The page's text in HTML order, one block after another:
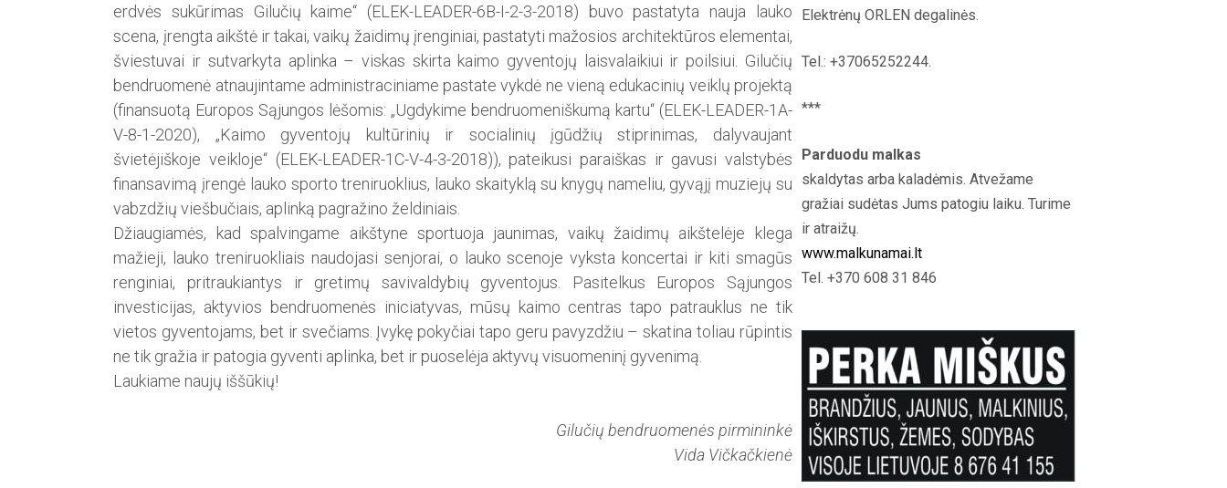
erdvės sukūrimas Gilučių kaime“ (ELEK-LEADER-6B-I-2-3-2018) buvo pastatyta nauja lauko
scena, įrengta aikštė ir takai, vaikų žaidimų įrenginiai, pastatyti mažosios architektūros elementai,
šviestuvai ir sutvarkyta aplinka – viskas skirta kaimo gyventojų laisvalaikiui ir poilsiui. Gilučių
bendruomenė atnaujintame administraciniame pastate vykdė ne vieną edukacinių veiklų projektą
(finansuotą Europos Sąjungos lėšomis: „Ugdykime bendruomeniškumą kartu“ (ELEK-LEADER-1A-
V-8-1-2020), „Kaimo gyventojų kultūrinių ir socialinių įgūdžių stip­rinimas, dalyvaujant
švietėjiškoje veikloje“ (ELEK-LEADER-1C-V-4-3-2018)), patei­kusi paraiškas ir gavusi valstybės
finansavimą įrengė lauko sporto treniruoklius, lauko skaityklą su knygų nameliu, gyvąjį muziejų su
vabzdžių viešbučiais, aplinką pagražino želdiniais.
Džiaugiamės, kad spalvingame aikštyne sportuoja jaunimas, vaikų žaidimų aikštelėje klega
mažieji, lauko treniruokliais naudojasi senjorai, o lauko scenoje vyksta koncertai ir kiti smagūs
renginiai, pritraukiantys ir gretimų savivaldybių gyventojus. Pasitelkus Europos Sąjungos
investicijas, aktyvios bendruomenės iniciatyvas, mūsų kaimo centras tapo patrauklus ne tik
vietos gyventojams, bet ir svečiams. Įvykę pokyčiai tapo geru pavyzdžiu – skatina toliau rūpintis
ne tik gražia ir patogia gyventi aplinka, bet ir puoselėja aktyvų visuomeninį gyvenimą.
Laukiame naujų iššūkių!
Gilučių bendruomenės pirmininkė
Vida Vičkačkienė
Elektrėnų ORLEN degalinės.
Tel.: +37065252244.
***
Parduodu malkas
skaldytas arba kaladėmis. Atvežame
gražiai sudėtas Jums patogiu laiku. Turime
ir atraižų.
www.malkunamai.lt
Tel. +370 608 31 846